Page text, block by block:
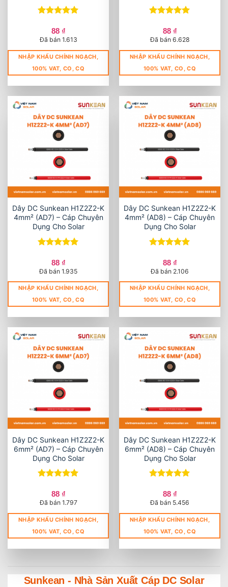
hạng5 5
sao
88 ₫
Đã bán 1.613
NHẬP KHẨU CHÍNH NGẠCH,
100% VAT, CO, CQ
hạng5 5
sao
88 ₫
Đã bán 6.628
NHẬP KHẨU CHÍNH NGẠCH,
100% VAT, CO, CQ
Dây DC Sunkean H1Z2Z2-K
4mm² (AD7) – Cáp Chuyên
Dụng Cho Solar
hạng5 5
sao
88 ₫
Đã bán 1.935
NHẬP KHẨU CHÍNH NGẠCH,
100% VAT, CO, CQ
Dây DC Sunkean H1Z2Z2-K
4mm² (AD8) – Cáp Chuyên
Dụng Cho Solar
hạng5 5
sao
88 ₫
Đã bán 2.106
NHẬP KHẨU CHÍNH NGẠCH,
100% VAT, CO, CQ
Dây DC Sunkean H1Z2Z2-K
6mm² (AD7) – Cáp Chuyên
Dụng Cho Solar
hạng5 5
sao
88 ₫
Đã bán 1.797
NHẬP KHẨU CHÍNH NGẠCH,
100% VAT, CO, CQ
Dây DC Sunkean H1Z2Z2-K
6mm² (AD8) – Cáp Chuyên
Dụng Cho Solar
hạng5 5
sao
88 ₫
Đã bán 5.456
NHẬP KHẨU CHÍNH NGẠCH,
100% VAT, CO, CQ
Sunkean - Nhà Sản Xuất Cáp DC Solar